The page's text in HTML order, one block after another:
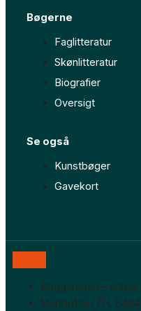
Bøgerne
Faglitteratur
Skønlitteratur
Biografier
Oversigt
Se også
Kunstbøger
Gavekort
Boggaragen –
Marktoften 7H,